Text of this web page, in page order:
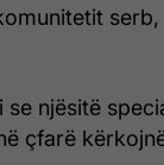
njësitë
çfarë